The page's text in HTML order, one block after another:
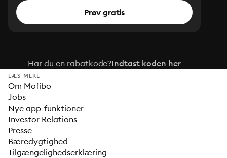
Prøv gratis
Har du en rabatkode?Indtast koden her
LÆS MERE
Om Mofibo
Jobs
Nye app-funktioner
Investor Relations
Presse
Bæredygtighed
Tilgængelighedserklæring